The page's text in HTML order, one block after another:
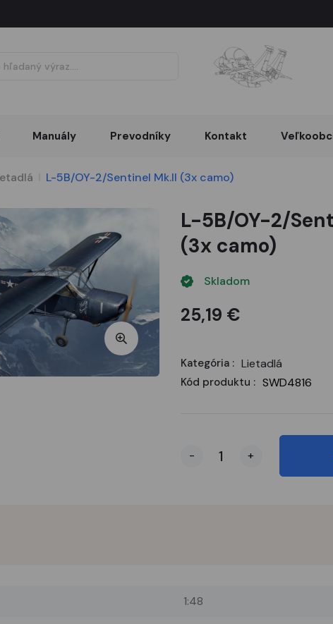
Manuály Prevodníky Kontakt
L-5B/OY-2/Sentinel Mk.II (3x camo)
L-5B/OY-2/
(3x camo)
Skladom
25,19 €
Kategória : Lietadlá
Kód produktu : SWD4816
- +
1:48